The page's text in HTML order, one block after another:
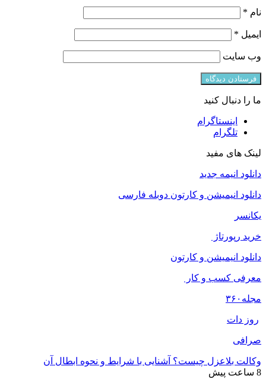
نام *
ایمیل *
وب‌ سایت
ما را دنبال کنید
اینستاگرام
تلگرام
لینک های مفید
دانلود انیمه جدید
دانلود انیمیشن و کارتون دوبله فارسی
یکانسر
خرید رپورتاژ
دانلود انیمیشن و کارتون
معرفی کسب و کار
مجله ۳۶۰
روز دات
صرافی
وکالت بلاعزل چیست؟ آشنایی با شرایط و نحوه ابطال آن
8 ساعت پیش